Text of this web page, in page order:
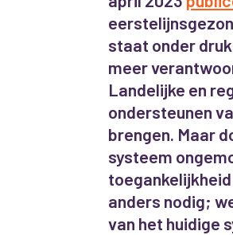
staat onder
meer
Landelijke en
ondersteunen
brengen. Maar
systeem
anders nodig;
van het huidige